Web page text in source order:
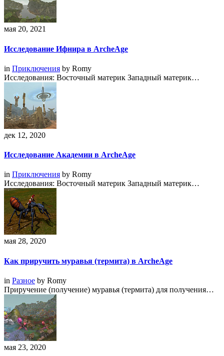
мая 20, 2021
Исследование Ифнира в ArcheAge
in Приключения by Romy
Исследования: Восточный материк Западный материк…
дек 12, 2020
Исследование Академии в ArcheAge
in Приключения by Romy
Исследования: Восточный материк Западный материк…
мая 28, 2020
Как приручить муравья (термита) в ArcheAge
in Разное by Romy
Приручение (получение) муравья (термита) для получения…
мая 23, 2020